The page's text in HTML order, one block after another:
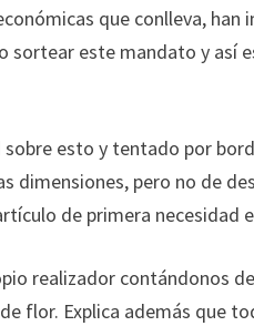
que conlleva,
sortear este mandato y así
esto y tentado por
dimensiones, pero no de
de primera necesidad
realizador contándonos
flor. Explica además que